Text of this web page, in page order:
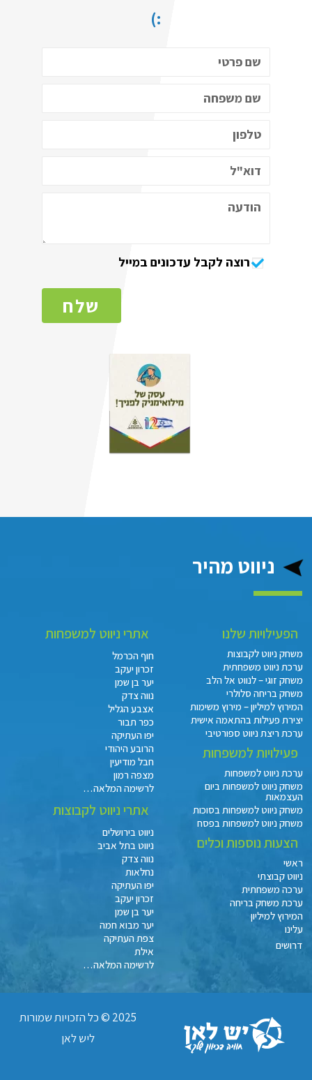
:)
רוצה לקבל עדכונים במייל
שלח
ניווט מהיר
הפעילויות שלנו
משחק ניווט לקבוצות
ערכת ניווט משפחתית
משחק זוגי – לנווט אל הלב
משחק בריחה סלולרי
המירוץ למיליון – מירוץ משימות
יצירת פעילות בהתאמה אישית
ערכת ריצת ניווט ספורטיבי
פעילויות למשפחות
ערכת ניווט למשפחות
משחק ניווט למשפחות ביום
העצמאות
משחק ניווט למשפחות בסוכות
משחק ניווט למשפחות בפסח
הצעות נוספות וכלים
ראשי
ניווט קבוצתי
ערכה משפחתית
ערכת משחק בריחה
המירוץ למיליון
עלינו
דרושים
אתרי ניווט למשפחות
חוף הכרמל
זכרון יעקב
יער בן שמן
נווה צדק
אצבע הגליל
כפר תבור
יפו העתיקה
הרובע היהודי
חבל מודיעין
מצפה רמון
לרשימה המלאה…
אתרי ניווט לקבוצות
ניווט בירושלים
ניווט בתל אביב
נווה צדק
נחלאות
יפו העתיקה
זכרון יעקב
יער בן שמן
יער מבוא חמה
צפת העתיקה
אילת
לרשימה המלאה…
2025 © כל הזכויות שמורות
ליש לאן